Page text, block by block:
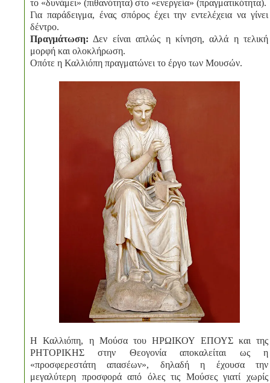
το «δυνάμει» (πιθανότητα) στο «ενεργεία» (πραγματικότητα).
Για παράδειγμα, ένας σπόρος έχει την εντελέχεια να γίνει
δέντρο.
Πραγμάτωση: Δεν είναι απλώς η κίνηση, αλλά η τελική
μορφή και ολοκλήρωση.
Οπότε η Καλλιόπη πραγματώνει το έργο των Μουσών.
Η Καλλιόπη, η Μούσα του ΗΡΩΙΚΟΥ ΕΠΟΥΣ και της
ΡΗΤΟΡΙΚΗΣ στην Θεογονία αποκαλείται ως η
«προσφερεστάτη απασέων», δηλαδή η έχουσα την
μεγαλύτερη προσφορά από όλες τις Μούσες γιατί χωρίς